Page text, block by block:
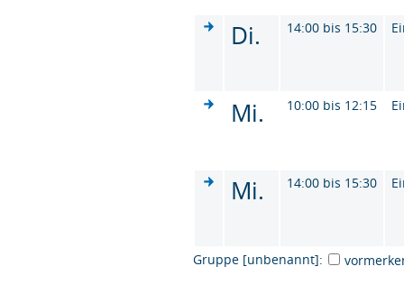
Di. 14:00 bis 15:30
Mi. 10:00 bis 12:15
Mi. 14:00 bis 15:30
Gruppe [unbenannt]: